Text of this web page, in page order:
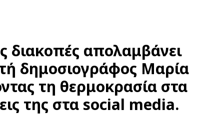
διακοπές απολαμβάνει
δημοσιογράφος Μαρία
τη θερμοκρασία στα
της στα social media.